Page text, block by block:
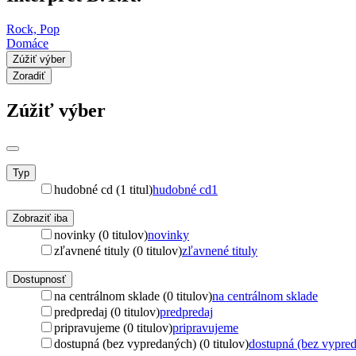
Rock, Pop
Domáce
Zúžiť výber
Zoradiť
Zúžiť výber
Typ
hudobné cd (1 titul)hudobné cd1
Zobraziť iba
novinky (0 titulov)novinky
zľavnené tituly (0 titulov)zľavnené tituly
Dostupnosť
na centrálnom sklade (0 titulov)na centrálnom sklade
predpredaj (0 titulov)predpredaj
pripravujeme (0 titulov)pripravujeme
dostupná (bez vypredaných) (0 titulov)dostupná (bez